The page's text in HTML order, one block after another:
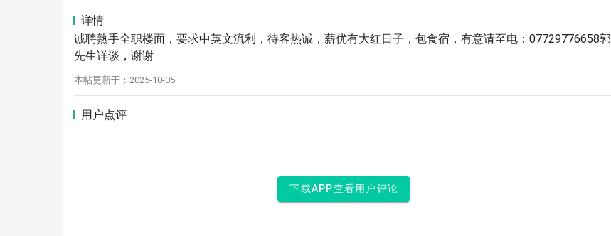
详情
诚聘熟手全职楼面，要求中英文流利，待客热诚，薪优有大红日子，包食宿，有意请至电：07729776658郭
先生详谈，谢谢
本帖更新于：2025-10-05
用户点评
下载APP查看用户评论